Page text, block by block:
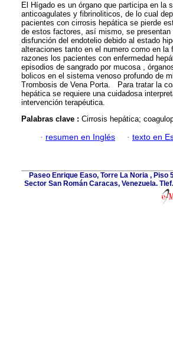
El Hígado es un órgano que participa en la
anticoagulates y fibrinoliticos, de lo cual
pacientes con cirro­sis hepática se pierde
de estos factores, así mismo, se
disfunción del endotelio debido al estado
alteracio­nes tanto en el numero como en
razones los pacientes con enfermedad
episodios de sangrado por mucosa ,
bolicos en el sistema venoso profundo de
Trombosis de Vena Porta. Para tratar la
hepática se requiere una cuidadosa
intervención terapéutica.
Palabras clave : Cirrosis hepática;
· resumen en Inglés · texto en
Paseo Enrique Easo, Torre La Noria ,
Sector San Román Caracas, Venezuela.